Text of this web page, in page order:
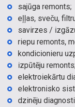
sajūga remonts;
eļļas, sveču,
savirzes /
riepu remonts,
kondicionieru
izpūtēju
elektroiekārtu
elektronisko
dzinēju